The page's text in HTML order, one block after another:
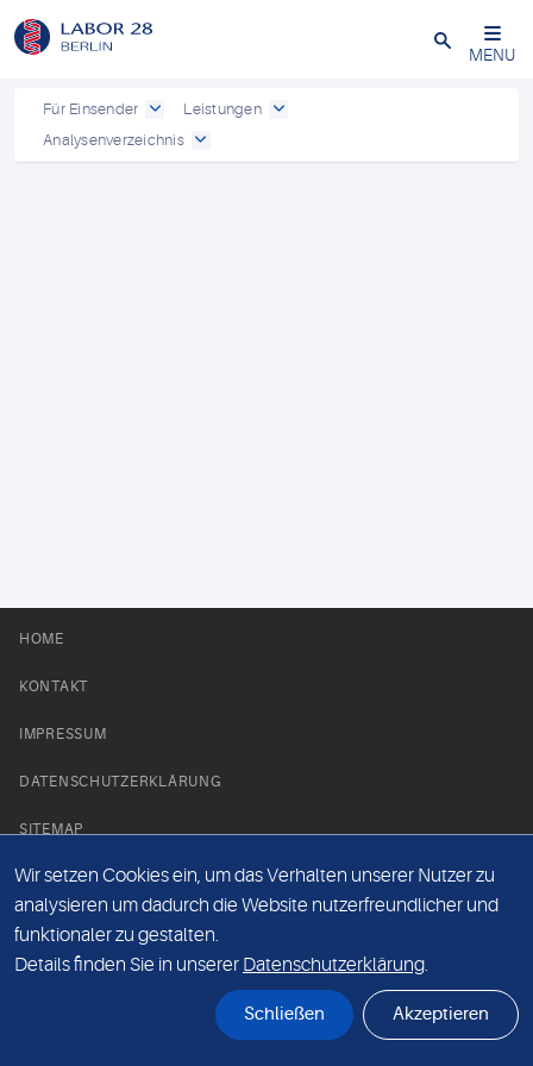
Schließen
MENU
Für Einsender
Leistungen
Analysenverzeichnis
HOME
KONTAKT
IMPRESSUM
DATENSCHUTZERKLÄRUNG
SITEMAP
NEWS PARTNER
Wir setzen Cookies ein, um das Verhalten unserer Nutzer zu
analysieren um dadurch die Website nutzerfreundlicher und
funktionaler zu gestalten.
Details finden Sie in unserer Datenschutzerklärung.
Schließen Akzeptieren